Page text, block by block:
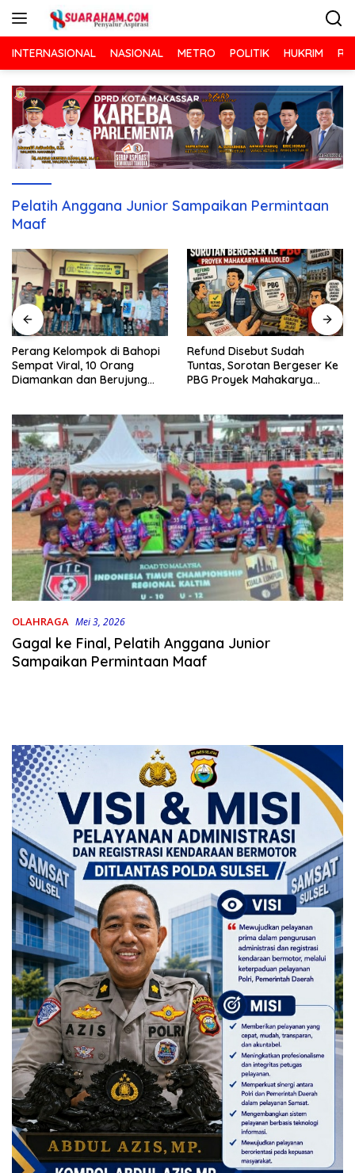
INTERNASIONAL NASIONAL METRO POLITIK HUKRIM
Pelatih Anggana Junior Sampaikan Permintaan
Maaf
Perang Kelompok di Bahopi
Sempat Viral, 10 Orang
Diamankan dan Berujung
Refund Disebut Sudah
Tuntas, Sorotan Bergeser Ke
PBG Proyek Mahakarya
OLAHRAGA Mei 3, 2026
Gagal ke Final, Pelatih Anggana Junior
Sampaikan Permintaan Maaf